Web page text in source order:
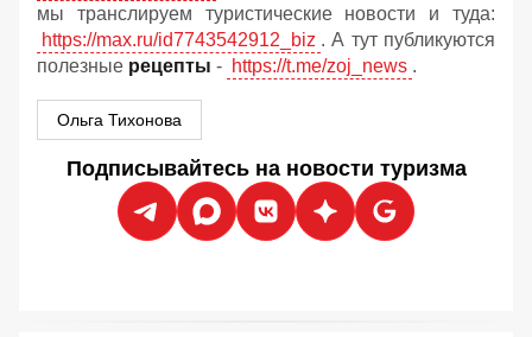
мы транслируем туристические новости и туда:
https://max.ru/id7743542912_biz . А тут публикуются
полезные рецепты - https://t.me/zoj_news .
Ольга Тихонова
Подписывайтесь на новости туризма